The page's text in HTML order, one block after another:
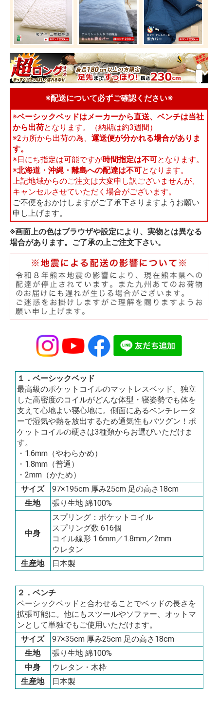
※配送について必ずご確認ください※
※ベーシックベッドはメーカーから直送、ベンチは当社
から出荷となります。（納期は約3週間）
※2カ所から出荷の為、 運送便が分かれる場合がありま
す。
※日にち指定は可能ですが時間指定は不可となります。
※北海道・沖縄・離島への配達は不可となります。
上記地域からのご注文は大変申し訳ございませんが、
キャンセルさせていただく場合がございます。
ご不便をおかけしますがご了承下さりますようお願い
申し上げます。
※画面上の色はブラウザや設定により、実物とは異なる
場合があります。ご了承の上ご注文下さい。
１．ベーシックベッド
最高級のポケットコイルのマットレスベッド。独立
した高密度のコイルがどんな体型・寝姿勢でも体を
支えて心地よい寝心地に。側面にあるベンチレータ
ーで湿気や熱を放出するため通気性もバツグン！ポ
ケットコイルの硬さは3種類からお選びいただけま
す。
・1.6mm（やわらかめ）
・1.8mm（普通）
・2mm（かため）
サイズ
97×195cm 厚み25cm 足の高さ18cm
生地
張り生地 綿100%
中身
スプリング：ポケットコイル
スプリング数 616個
コイル線形 1.6mm／1.8mm／2mm
ウレタン
生産地
日本製
２．ベンチ
ベーシックベッドと合わせることでベッドの長さを
拡張可能に。他にもスツールやソファー、オットマ
ンとして単独でもご使用いただけます。
サイズ
97×35cm 厚み25cm 足の高さ18cm
生地
張り生地 綿100%
中身
ウレタン・木枠
生産地
日本製